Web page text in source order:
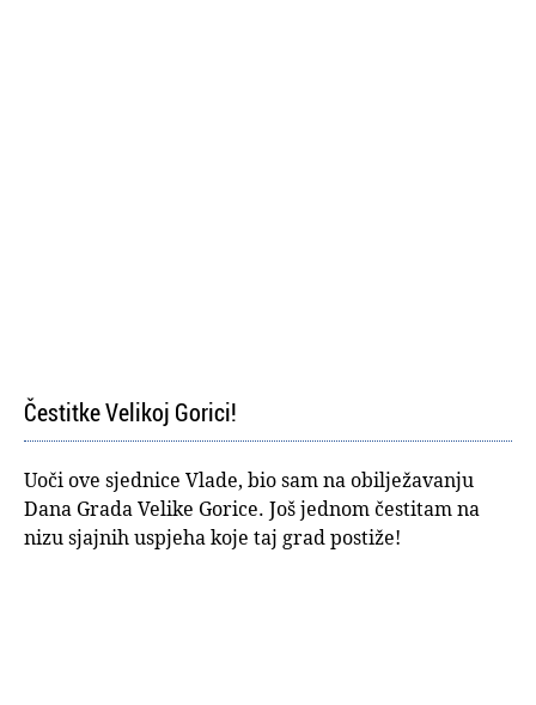
Čestitke Velikoj Gorici!
Uoči ove sjednice Vlade, bio sam na obilježavanju
Dana Grada Velike Gorice. Još jednom čestitam na
nizu sjajnih uspjeha koje taj grad postiže!